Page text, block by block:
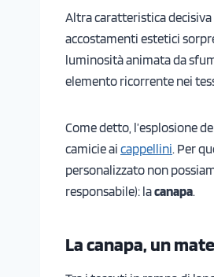
Altra caratteristica
accostamenti estetici
luminosità animata da
elemento ricorrente nei
Come detto, l’esplosione
camicie ai cappellini. Per
personalizzato non
responsabile): lacanapa.
La canapa, un